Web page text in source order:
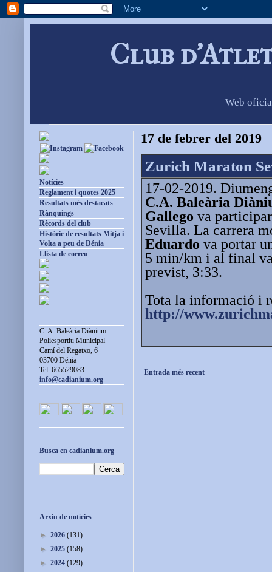
Club
Web
17 de febrer del 2019
Zurich Maraton
17-02-2019.
C.A. Baleària
Gallego va
Sevilla. La carrera
Eduardo va portar
5 min/km i al final
previst, 3:33.
Tota la informació i
http://www.
Entrada més recent
Notícies
Reglament i quotes 2025
Resultats més destacats
Rànquings
Rècords del club
Històric de resultats Mitja i
Volta a peu de Dénia
Llista de correu
C. A. Baleària Diànium
Poliesportiu Municipal
Camí del Regatxo, 6
03700 Dénia
Tel. 665529083
info@cadianium.org
Busca en cadianium.org
Arxiu de notícies
► 2026 (131)
► 2025 (158)
► 2024 (129)